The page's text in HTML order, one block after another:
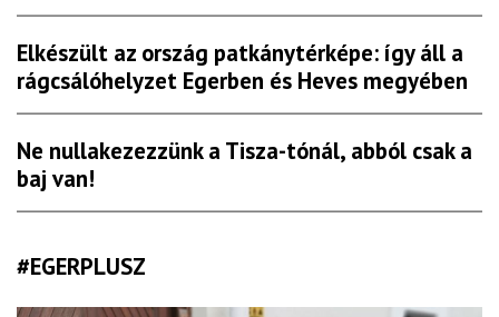
Elkészült az ország patkánytérképe: így áll a
rágcsálóhelyzet Egerben és Heves megyében
Ne nullakezezzünk a Tisza-tónál, abból csak a
baj van!
#EGERPLUSZ